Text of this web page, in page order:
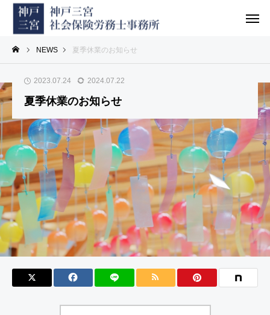
NEWS 夏季休業のお知らせ
2023.07.24 2024.07.22
夏季休業のお知らせ